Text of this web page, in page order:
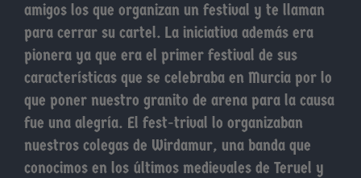
amigos los que organizan un festival y te llaman
para cerrar su cartel. La iniciativa además era
pionera ya que era el primer festival de sus
características que se celebraba en Murcia por lo
que poner nuestro granito de arena para la causa
fue una alegría. El fest-trival lo organizaban
nuestros colegas de Wirdamur, una banda que
conocimos en los últimos medievales de Teruel y